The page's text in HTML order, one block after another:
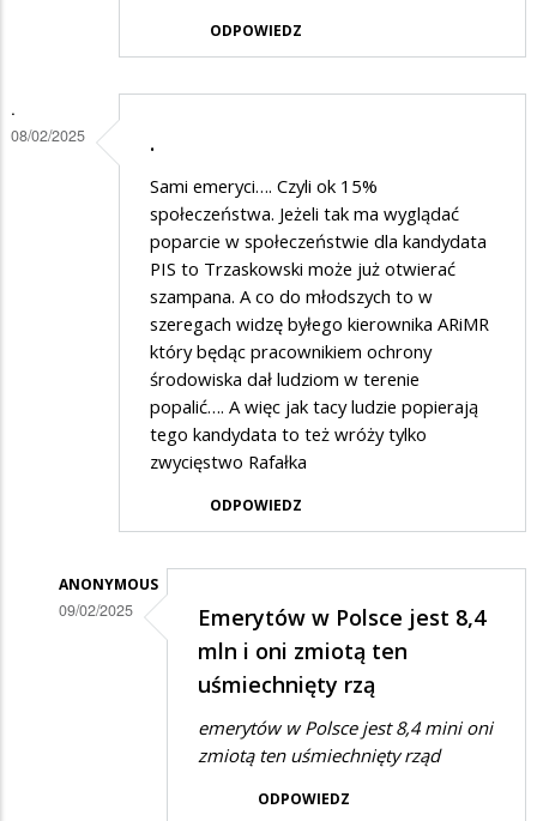
ODPOWIEDZ
.
08/02/2025 .
Sami emeryci…. Czyli ok 15%
społeczeństwa. Jeżeli tak ma wyglądać
poparcie w społeczeństwie dla kandydata
PIS to Trzaskowski może już otwierać
szampana. A co do młodszych to w
szeregach widzę byłego kierownika ARiMR
który będąc pracownikiem ochrony
środowiska dał ludziom w terenie
popalić…. A więc jak tacy ludzie popierają
tego kandydata to też wróży tylko
zwycięstwo Rafałka
ODPOWIEDZ
ANONYMOUS
09/02/2025
Emerytów w Polsce jest 8,4
mln i oni zmiotą ten
uśmiechnięty rzą
emerytów w Polsce jest 8,4 mini oni
zmiotą ten uśmiechnięty rząd
ODPOWIEDZ